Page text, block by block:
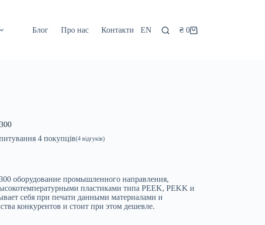
Блог Про нас Контакти EN Кошик
₴0
4покупців(4відгуків)
оборудование промышленного направления,
пластиками типа PEEK, PEKK и
себя при печати данными материалами и
конкурентов и стоит при этом дешевле.